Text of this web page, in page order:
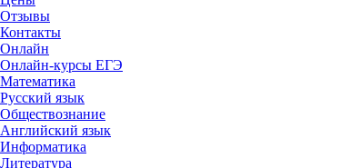
Отзывы
Контакты
Онлайн
Онлайн-курсы ЕГЭ
Математика
Русский язык
Обществознание
Английский язык
Информатика
Литература